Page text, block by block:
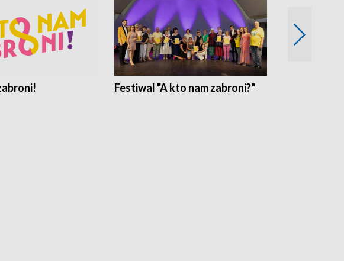
Festiwal "A kto nam zabroni?"